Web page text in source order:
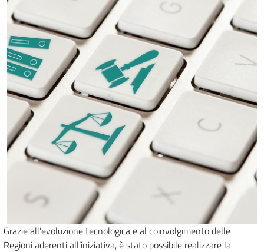
Grazie all’evoluzione tecnologica e al coinvolgimento delle
Regioni aderenti all’iniziativa, è stato possibile realizzare la